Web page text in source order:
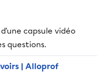
capsule vidéo
questions.
| Alloprof